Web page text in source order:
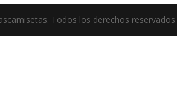
Todos los derechos reservados.